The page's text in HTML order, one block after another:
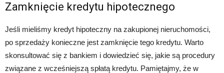
Zamknięcie kredytu hipotecznego
Jeśli mieliśmy kredyt hipoteczny na zakupionej nieruchomości,
po sprzedaży konieczne jest zamknięcie tego kredytu. Warto
skonsultować się z bankiem i dowiedzieć się, jakie są procedury
związane z wcześniejszą spłatą kredytu. Pamiętajmy, że w